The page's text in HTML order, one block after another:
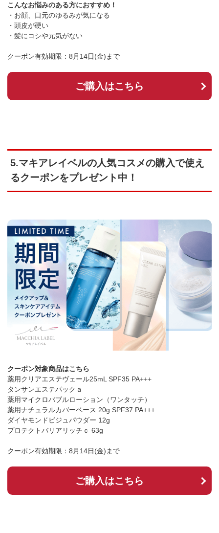
こんなお悩みのある方におすすめ！
・お顔、口元のゆるみが気になる
・頭皮が硬い
・髪にコシや元気がない
クーポン有効期限：8月14日(金)まで
ご購入はこちら
5.マキアレイベルの人気コスメの購入で使え
るクーポンをプレゼント中！
クーポン対象商品はこちら
薬用クリアエステヴェール25mL SPF35 PA+++
タンサンエステパックａ
薬用マイクロバブルローション（ワンタッチ）
薬用ナチュラルカバーベース 20g SPF37 PA+++
ダイヤモンドビジュパウダー 12g
プロテクトバリアリッチｃ 63g
クーポン有効期限：8月14日(金)まで
ご購入はこちら